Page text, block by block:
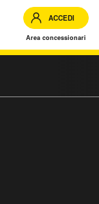
ACCEDI
Area concessionari